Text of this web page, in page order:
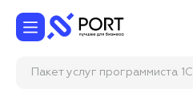
Пакет услуг программиста